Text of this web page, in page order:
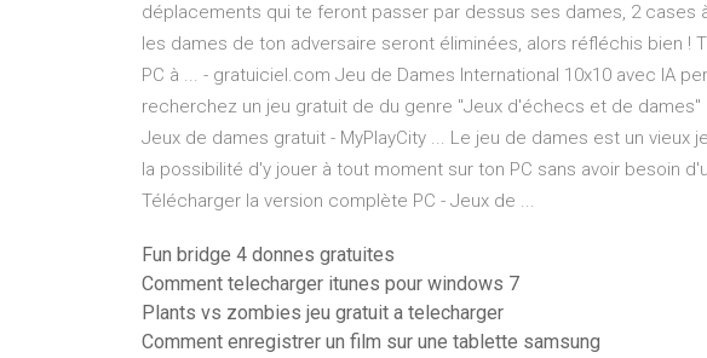
déplacements qui te feront passer par dessus ses dames, 2 cases
les dames de ton adversaire seront éliminées, alors réfléchis bien !
PC à ... - gratuiciel.com Jeu de Dames International 10x10 avec IA
recherchez un jeu gratuit de du genre "Jeux d'échecs et de dames"
Jeux de dames gratuit - MyPlayCity ... Le jeu de dames est un vieux
la possibilité d'y jouer à tout moment sur ton PC sans avoir besoin
Télécharger la version complète PC - Jeux de ...
Fun bridge 4 donnes gratuites
Comment telecharger itunes pour windows 7
Plants vs zombies jeu gratuit a telecharger
Comment enregistrer un film sur une tablette samsung